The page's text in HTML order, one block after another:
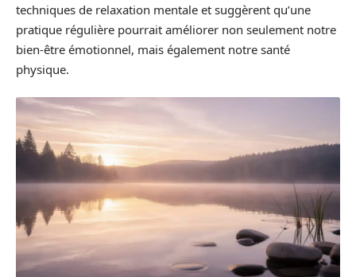
techniques de relaxation mentale et suggèrent qu’une
pratique régulière pourrait améliorer non seulement notre
bien-être émotionnel, mais également notre santé
physique.